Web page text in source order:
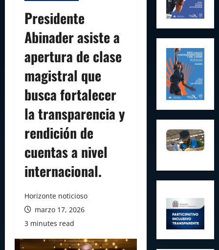
Presidente
Abinader asiste a
apertura de clase
magistral que
busca fortalecer
la transparencia y
rendición de
cuentas a nivel
internacional.
Horizonte noticioso
marzo 17, 2026
3 minutes read